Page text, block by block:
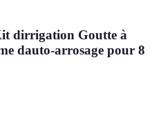
dirrigation Goutte à
dauto-arrosage pour 8